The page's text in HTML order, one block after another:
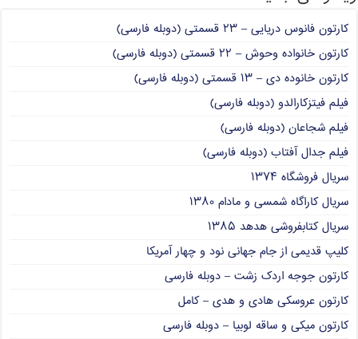
کارتون فانوس دریایی – ۲۳ قسمتی (دوبله فارسی)
کارتون خانواده وحوش – ۲۲ قسمتی (دوبله فارسی)
کارتون خانوده دی – ۱۳ قسمتی (دوبله فارسی)
فیلم فیتزکارالدو (دوبله فارسی)
فیلم شجاعان (دوبله فارسی)
فیلم جدال آفتاب (دوبله فارسی)
سریال فروشگاه ۱۳۷۴
سریال کاراگاه شمسی و مادام ۱۳۸۰
سریال کتابفروشی هدهد ۱۳۸۵
کلیپ قدیمی از جام جهانی نود و چهار آمریکا
کارتون جوجه اردک زشت – دوبله فارسی
کارتون عروسکی هادی و هدی – کامل
کارتون میکی و ساقه لوبیا – دوبله فارسی